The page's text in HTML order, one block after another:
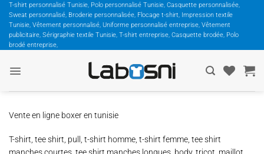
Passer
contenu
T-shirt personnalisé Tunisie, Polo personnalisé Tunisie, Casquette personnalisée,
Sweat personnalisé, Broderie personnalisée, Flocage t-shirt, Impression textile
Tunisie, Vêtement personnalisé, Uniforme personnalisé entreprise, Vêtement
publicitaire, Sérigraphie textile Tunisie, T-shirt entreprise, Casquette brodée, Polo
brodé entreprise,
Vente en ligne boxer en tunisie
T-shirt, tee shirt, pull, t-shirt homme, t-shirt femme, tee shirt
manches courtes, tee shirt manches longues, body, tricot, maillot,